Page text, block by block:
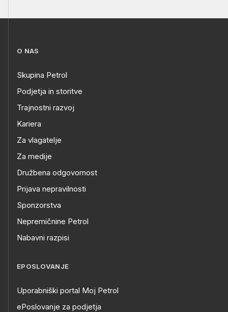
O NAS
Skupina Petrol
Podjetja in storitve
Trajnostni razvoj
Kariera
Za vlagatelje
Za medije
Družbena odgovornost
Prijava nepravilnosti
Sponzorstva
Nepremičnine Petrol
Nabavni razpisi
EPOSLOVANJE
Uporabniški portal Moj Petrol
ePoslovanje za podjetja